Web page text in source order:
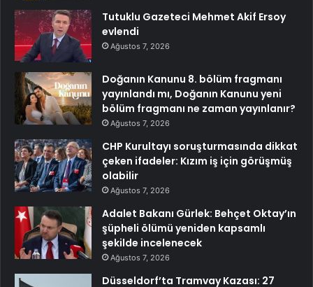
Tutuklu Gazeteci Mehmet Akif Ersoy
evlendi
Ağustos 7, 2026
Doğanın Kanunu 8. bölüm fragmanı
yayınlandı mı, Doğanın Kanunu yeni
bölüm fragmanı ne zaman yayınlanır?
Ağustos 7, 2026
CHP Kurultayı soruşturmasında dikkat
çeken ifadeler: Kızım iş için görüşmüş
olabilir
Ağustos 7, 2026
Adalet Bakanı Gürlek: Behçet Oktay’ın
şüpheli ölümü yeniden kapsamlı
şekilde incelenecek
Ağustos 7, 2026
Düsseldorf’ta Tramvay Kazası: 27